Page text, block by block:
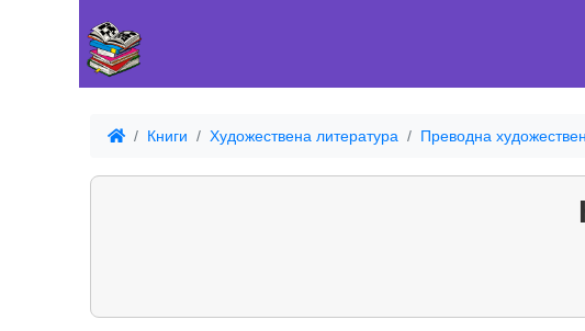
Книги Художествена литература Преводна